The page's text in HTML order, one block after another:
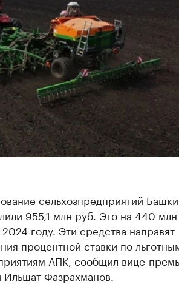
сельхозпредприятий
955,1 млн руб. Это на 440 млн
году. Эти средства направят
процентной ставки по
АПК, сообщил вице-
Фазрахманов.